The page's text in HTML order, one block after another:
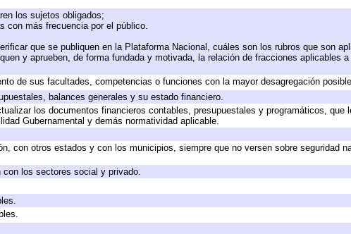
los sujetos obligados;
con más frecuencia por el público.
que se publiquen en la Plataforma Nacional, cuáles son los rubros que son
y aprueben, de forma fundada y motivada, la relación de fracciones aplicables a
de sus facultades, competencias o funciones con la mayor desagregación
balances generales y su estado financiero.
los documentos financieros contables, presupuestales y programáticos, que
Gubernamental y demás normatividad aplicable.
con otros estados y con los municipios, siempre que no versen sobre seguridad
los sectores social y privado.